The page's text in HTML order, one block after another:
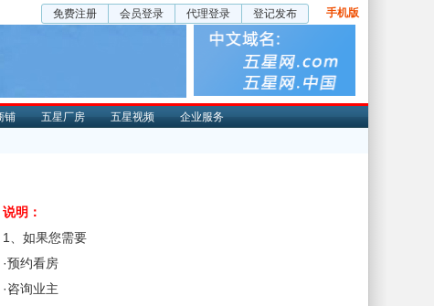
免费注册 会员登录 代理登录 登记发布 手机版
铺 五星厂房 五星视频 企业服务
说明：
1、如果您需要
·预约看房
·咨询业主